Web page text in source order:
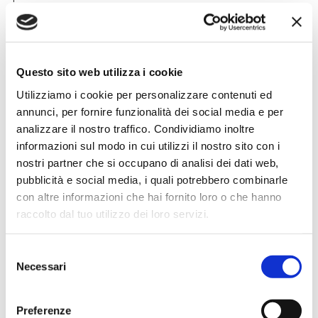
Questo sito web utilizza i cookie
Utilizziamo i cookie per personalizzare contenuti ed
annunci, per fornire funzionalità dei social media e per
analizzare il nostro traffico. Condividiamo inoltre
informazioni sul modo in cui utilizzi il nostro sito con i
nostri partner che si occupano di analisi dei dati web,
pubblicità e social media, i quali potrebbero combinarle
con altre informazioni che hai fornito loro o che hanno
raccolto dal tuo utilizzo dei loro servizi.
delNecessari
Preferenze
Simone Gasparoni
Ottima esperienza d’acquisto. Comunicazione
puntuale e cordiale, spedizione rapida e prodotti
effettivamente disponibili come indicato sul sito, senza
sorprese o ritardi. Servizio affidabile e professionale.
Negozio assolutamente consigliato, acqui..
Ciro Pio Donnarumma